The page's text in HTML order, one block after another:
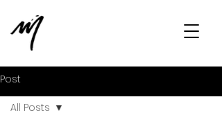
Post
All Posts